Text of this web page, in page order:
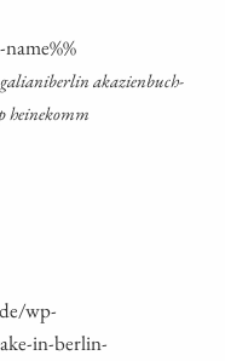
galia­ni­ber­lin aka­zi­en­buch­
heinekomm
wp-
in-berlin-